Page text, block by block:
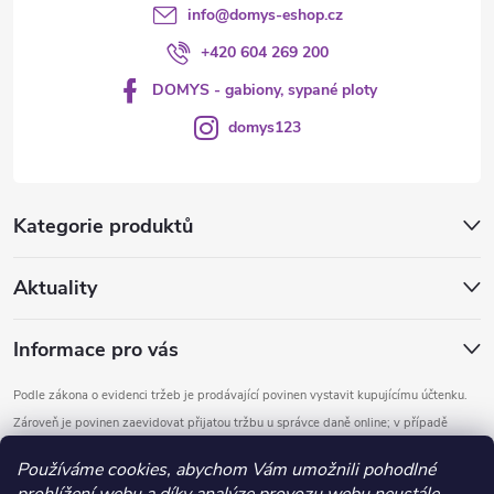
Používáme cookies, abychom Vám umožnili pohodlné
Kategorie produktů
Aktuality
Informace pro vás
Podle zákona o evidenci tržeb je prodávající povinen vystavit kupujícímu účtenku.
Zároveň je povinen zaevidovat přijatou tržbu u správce daně online; v případě
info@domys-eshop.cz
+420 604 269 200
DOMYS - gabiony, sypané ploty
domys123